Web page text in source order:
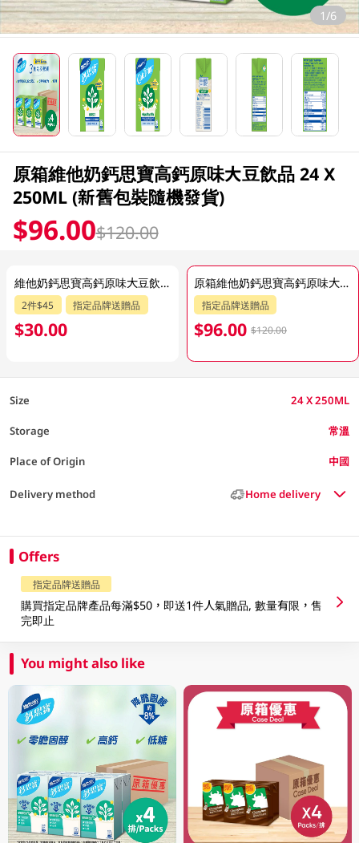
1/6
原箱維他奶鈣思寶高鈣原味大豆飲品 24 X
250ML (新舊包裝隨機發貨)
$96.00$120.00
維他奶鈣思寶高鈣原味大豆飲品 6 X 250ML (新舊包裝隨機發貨) 6 X 250ML
2件$45 指定品牌送贈品
$30.00
原箱維他奶鈣思寶高鈣原味大豆飲品 24 X 250ML (新舊包裝隨機發貨)
指定品牌送贈品
$96.00 $120.00
Size 24 X 250ML
Storage 常溫
Place of Origin 中國
Delivery method Home delivery
Offers
指定品牌送贈品
購買指定品牌產品每滿$50，即送1件人氣贈品, 數量有限，售
完即止
You might also like